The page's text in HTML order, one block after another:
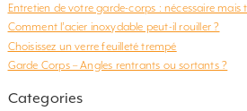
Entretien de votre garde-corps : nécessaire mais
Comment l’acier inoxydable peut-il rouiller ?
Choisissez un verre feuilleté trempé
Garde Corps – Angles rentrants ou sortants ?
Categories